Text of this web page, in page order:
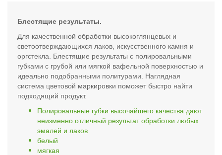
Блестящие результаты.
Для качественной обработки высокоглянцевых и
светоотверждающихся лаков, искусственного камня и
оргстекла. Блестящие результаты с полировальными
губками с грубой или мягкой вафельной поверхностью и
идеально подобранными политурами. Наглядная
система цветовой маркировки поможет быстро найти
подходящий продукт.
Полировальные губки высочайшего качества дают
неизменно отличный результат обработки любых
эмалей и лаков
белый
мягкая